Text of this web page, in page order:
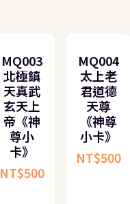
MQ003
北極鎮
天真武
玄天上
帝《神
尊小
卡》
NT$500
MQ004
太上老
君道德
天尊
《神尊
小卡》
NT$500